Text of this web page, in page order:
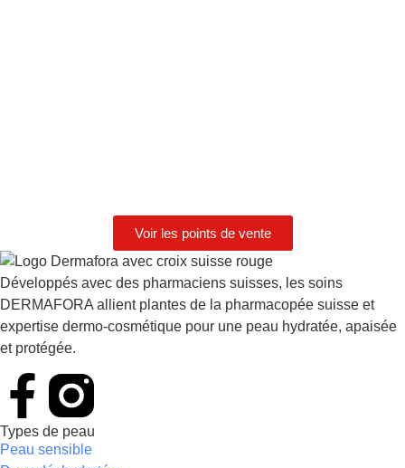
Voir les points de vente
Développés avec des pharmaciens suisses, les soins
DERMAFORA allient plantes de la pharmacopée suisse et
expertise dermo-cosmétique pour une peau hydratée, apaisée
et protégée.
Types de peau
Peau sensible